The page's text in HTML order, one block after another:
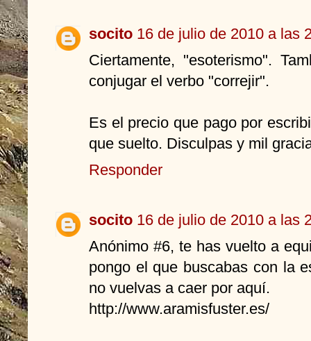
socito 16 de julio de 2010 a las
Ciertamente, "esoterismo".
conjugar el verbo "correjir".
Es el precio que pago por
que suelto. Disculpas y mil
Responder
socito 16 de julio de 2010 a las
Anónimo #6, te has vuelto a
pongo el que buscabas con la
no vuelvas a caer por aquí.
http://www.aramisfuster.es/